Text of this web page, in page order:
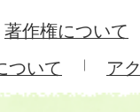
著作権について
ついて
ア